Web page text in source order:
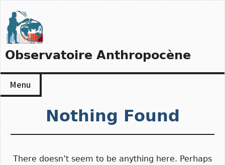
to
content
Observatoire Anthropocène
Menu
Nothing Found
There doesn’t seem to be anything here. Perhaps